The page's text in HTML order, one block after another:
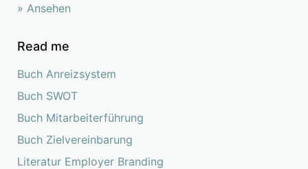
» Ansehen
Read me
Buch Anreizsystem
Buch SWOT
Buch Mitarbeiterführung
Buch Zielvereinbarung
Literatur Employer Branding